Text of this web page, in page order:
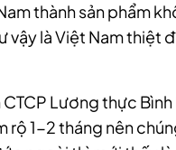
thành sản phẩm
vậy là Việt Nam thiệt
Lương thực
rộ 1-2 tháng nên